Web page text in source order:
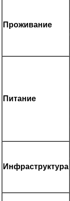
Проживание
Питание
Инфраструктура